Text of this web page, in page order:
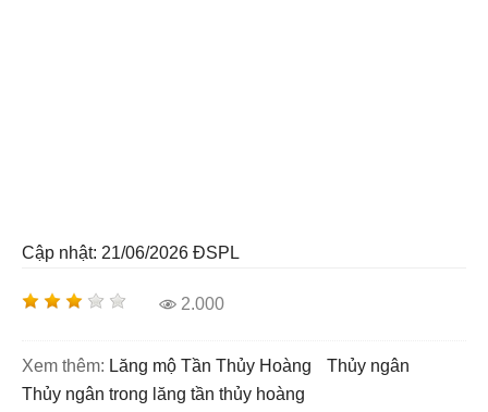
Cập nhật: 21/06/2026 ĐSPL
2.000
Xem thêm: lăng mộ Tần Thủy Hoàng
thủy ngân
thủy ngân trong lăng tần thủy hoàng